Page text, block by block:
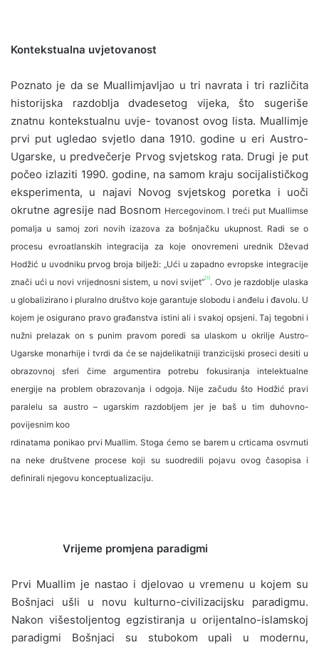
Kontekstualna uvjetovanost
Poznato je da se Muallimjavljao u tri navra­ta i tri različita
historijska razdoblja dvadesetog vijeka, što sugeriše
znatnu kontekstualnu uvje- tovanost ovog lista. Muallimje
prvi put ugledao svjetlo dana 1910. godine u eri Austro-
Ugarske, u predvečerje Prvog svjetskog rata. Drugi je put
počeo izlaziti 1990. godine, na samom kraju so­cijalističkog
eksperimenta, u najavi Novog svjet­skog poretka i uoči
okrutne agresije nad Bosnom Hercegovinom. I treći put Muallimse
pomalja u samoj zori novih izazova za bošnjačku ukupnost. Radi se o
procesu evroatlanskih integra­cija za koje onovremeni urednik Dževad
Hodžić u uvodniku prvog broja bilježi: „Ući u zapadno­evropske integracije
znači ući u novi vrijednosni sistem, u novi svijet” [3] . Ovo je razdoblje ulaska
u globalizirano i pluralno društvo koje garantuje slobodu i anđelu i đavolu. U
kojem je osigura­no pravo građanstva istini ali i svakoj opsjeni. Taj tegobni i
nužni prelazak on s punim pravom poredi sa ulaskom u okrilje Austro-
Ugarske mo­narhije i tvrdi da će se najdelikatniji tranzicijski proseci desiti u
obrazovnoj sferi čime argumen­tira potrebu fokusiranja intelektualne
energije na problem obrazovanja i odgoja. Nije začudu što Hodžić pravi
paralelu sa austro – ugarskim raz­dobljem jer je baš u tim duhovno-
povijesnim ko­o
rdinatama ponikao prvi Muallim. Stoga ćemo se barem u crticama osvrnuti
na neke društvene procese koji su suodredili pojavu ovog časopisa i
definirali njegovu konceptualizaciju.
Vrijeme promjena paradigmi
Prvi Muallim je nastao i djelovao u vremenu u kojem su
Bošnjaci ušli u novu kulturno-civilizacijsku paradigmu.
Nakon višestoljentog egzi­stiranja u orijentalno-islamskoj
paradigmi Boš­njaci su stubokom upali u modernu,